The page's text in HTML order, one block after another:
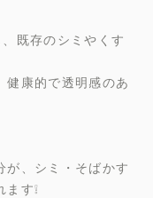
既存のシミやくす
健康的で透明感のあ
が、シミ・そばかす
す❕